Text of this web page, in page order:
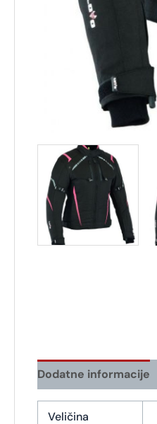
Dodatne informacije
Veličina